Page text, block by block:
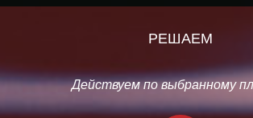
РЕШАЕМ
Действуем по выбранному